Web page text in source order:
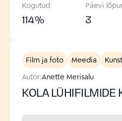
Kogutud
114%
Päevi
3
Film ja foto Meedia
Kunst
Autor:Anette Merisalu
KOLA LÜHIFILMIDE